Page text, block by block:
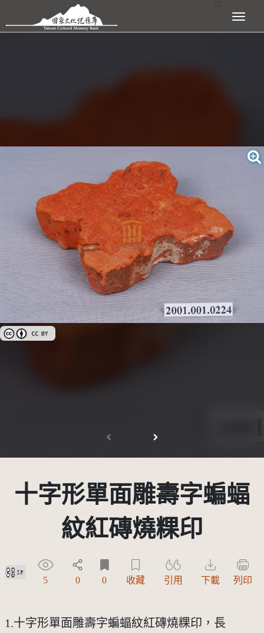
跳到主要內容區塊 展開選單
創用CC姓名標示 3.0 台灣及其後版本(CC BY 3.0 TW +)
十字形單面雕壽字蝙蝠
紋紅磚燒粿印
創用CC姓名標示 3.0 台灣及其後版本(CC BY 3.0 TW +)
5 0 0 收藏 引用 下載 列印
1.十字形單面雕壽字蝙蝠紋紅磚燒粿印，長